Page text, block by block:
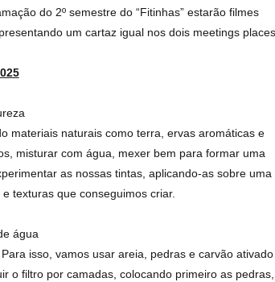
do 2º semestre do “Fitinhas” estarão filmes
um cartaz igual nos dois meetings
materiais naturais como terra, ervas aromáticas e
misturar com água, mexer bem para formar uma
as nossas tintas, aplicando-as sobre uma
texturas que conseguimos criar.
água
isso, vamos usar areia, pedras e carvão ativado
o filtro por camadas, colocando primeiro as pedras,